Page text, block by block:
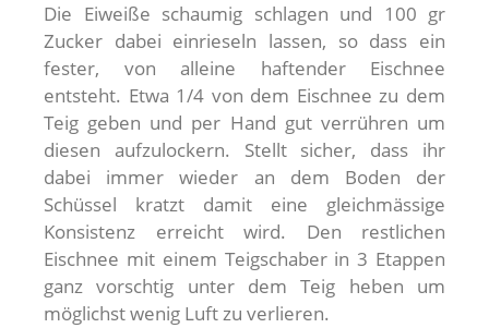
Die Eiweiße schaumig schlagen und 100 gr
Zucker dabei einrieseln lassen, so dass ein
fester, von alleine haftender Eischnee
entsteht. Etwa 1/4 von dem Eischnee zu dem
Teig geben und per Hand gut verrühren um
diesen aufzulockern. Stellt sicher, dass ihr
dabei immer wieder an dem Boden der
Schüssel kratzt damit eine gleichmässige
Konsistenz erreicht wird. Den restlichen
Eischnee mit einem Teigschaber in 3 Etappen
ganz vorschtig unter dem Teig heben um
möglichst wenig Luft zu verlieren.